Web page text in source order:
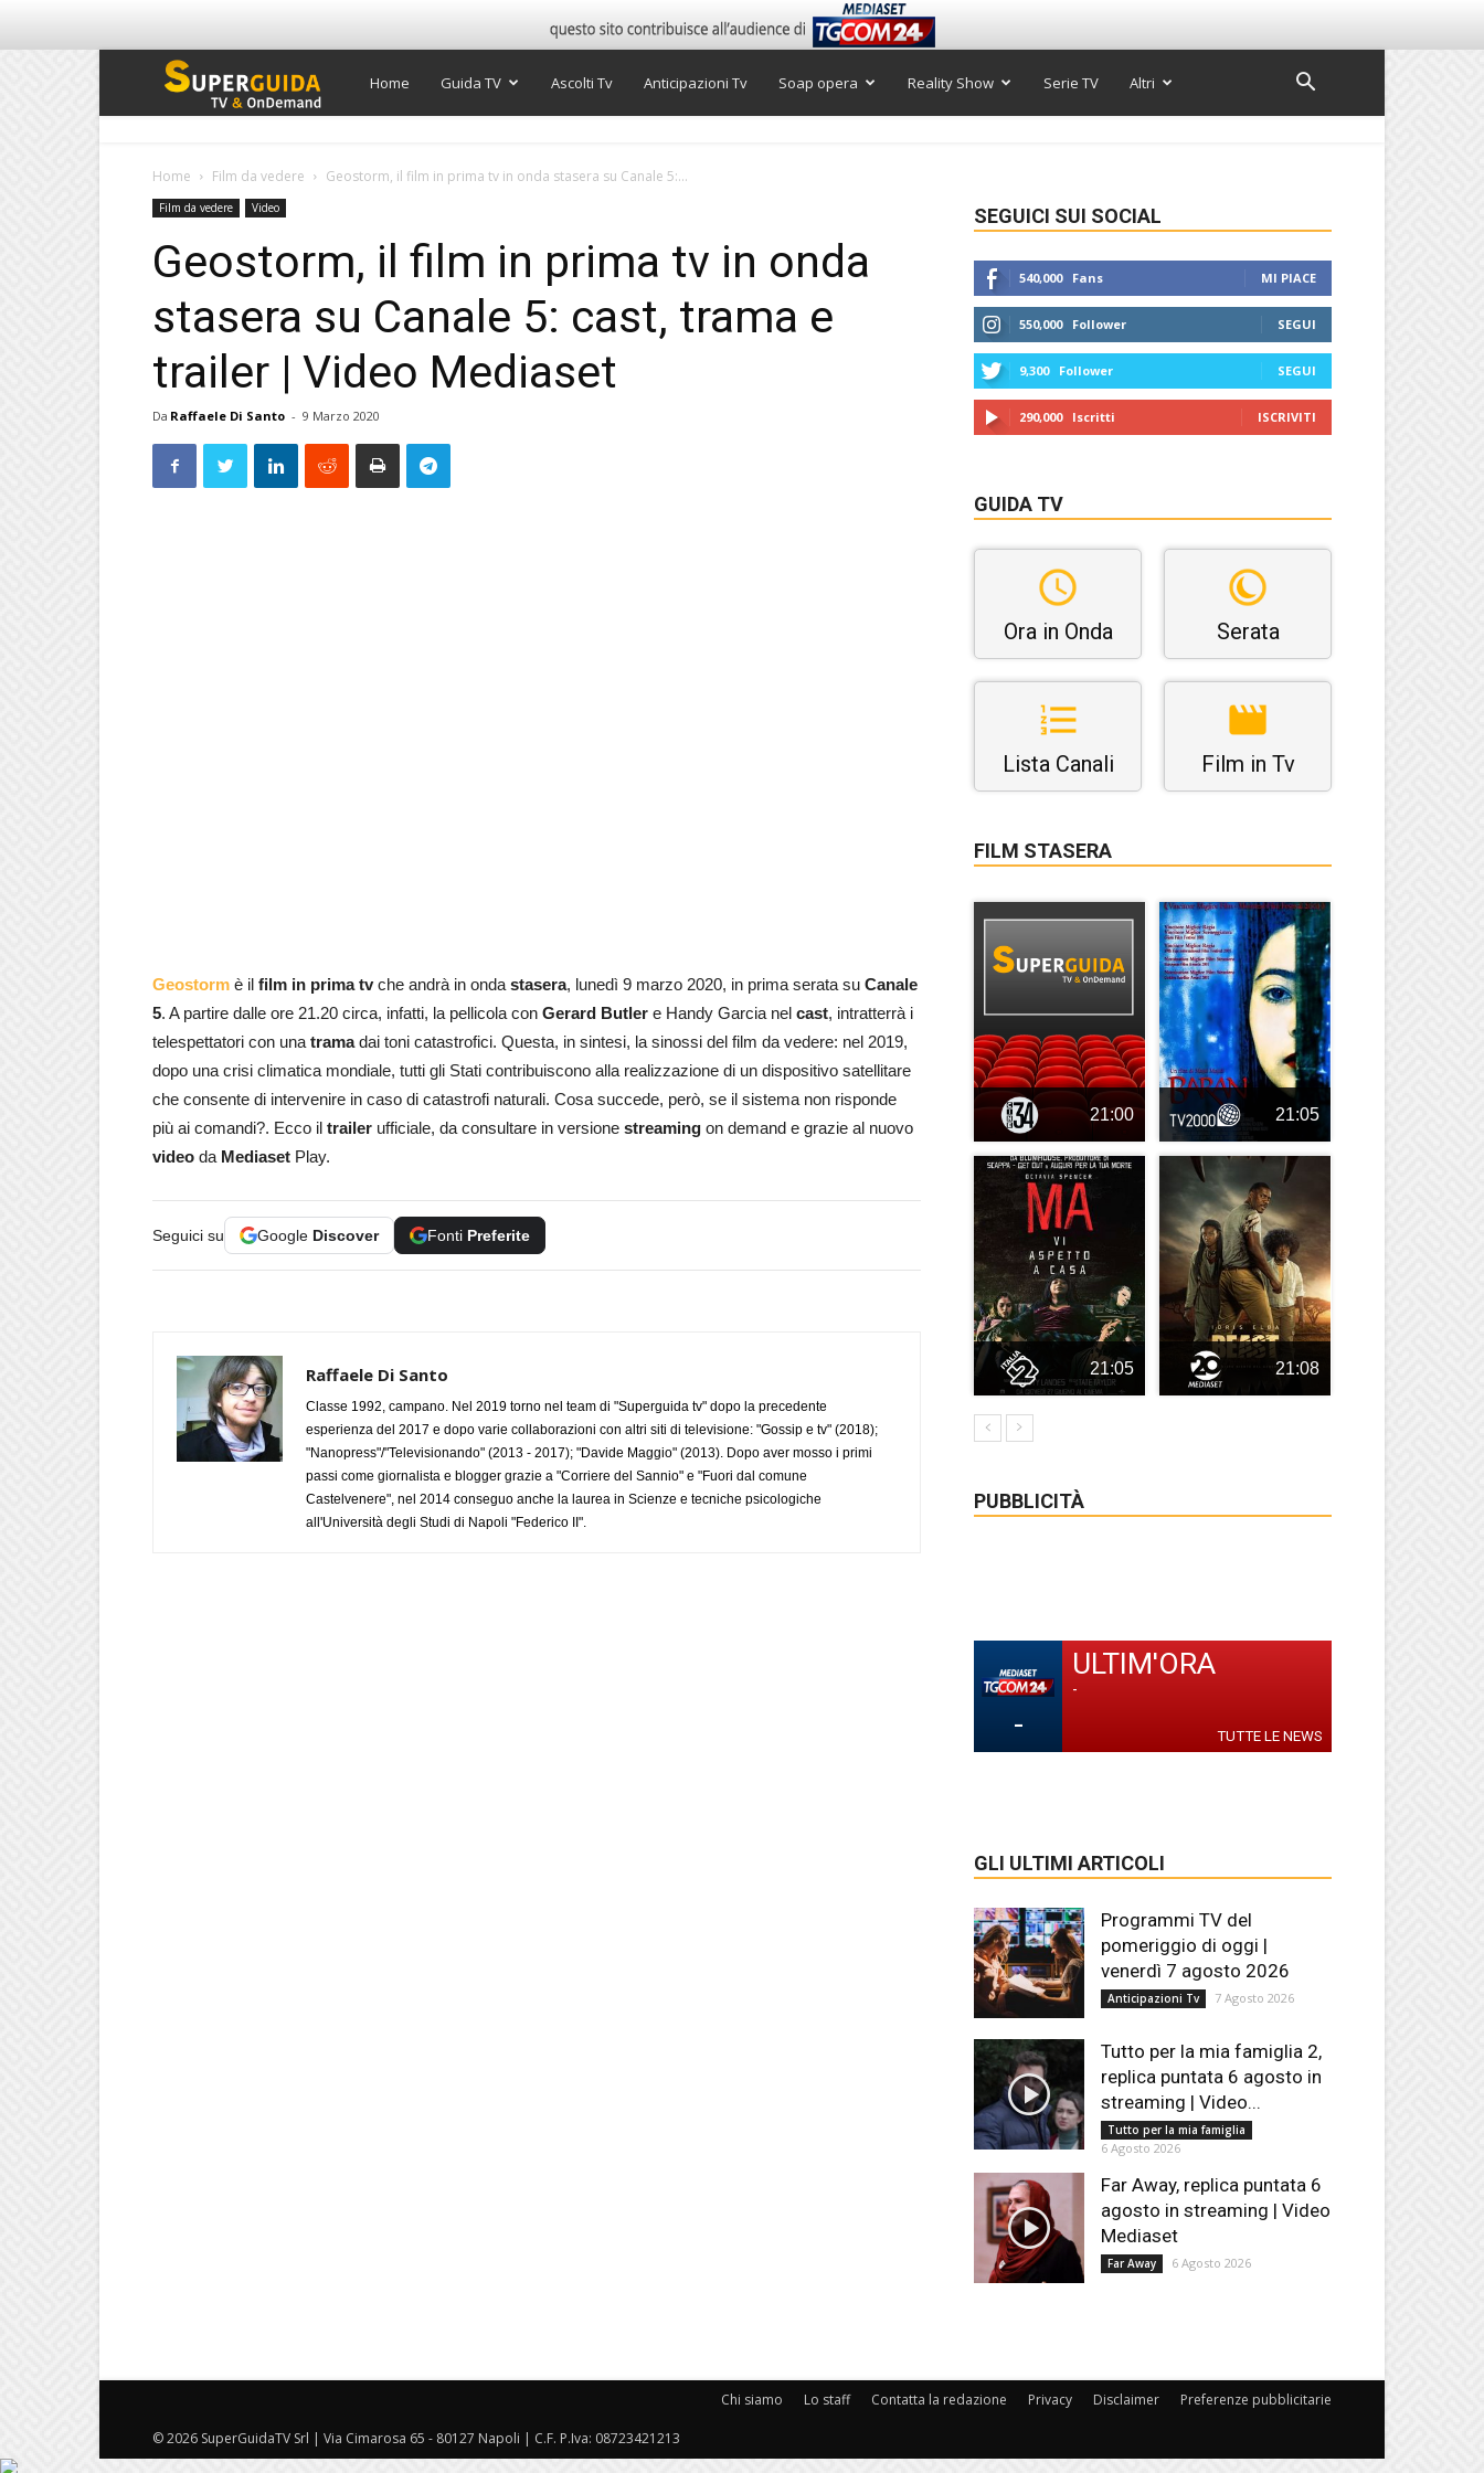
Super
Home Guida TV Ascolti Tv Anticipazioni Tv Soap opera Reality Show Serie TV Altri
Home Film da vedere Geostorm, il film in prima tv in onda stasera su Canale 5:...
Film da vedere Video
Geostorm, il film in prima tv in onda
stasera su Canale 5: cast, trama e
trailer | Video Mediaset
Da Raffaele Di Santo - 9 Marzo 2020
Geostorm è il film in prima tvche andrà in onda stasera, lunedì 9 marzo 2020, in prima serata su Canale
5. A partire dalle ore 21.20 circa, infatti, la pellicola con Gerard Butler e Handy Garcia nel cast, intratterrà i
telespettatori con una tramadai toni catastrofici. Questa, in sintesi, la sinossi del film da vedere: nel 2019,
dopo una crisi climatica mondiale, tutti gli Stati contribuiscono alla realizzazione di un dispositivo satellitare
che consente di intervenire in caso di catastrofi naturali. Cosa succede, però, se il sistema non risponde
più ai comandi?. Ecco il trailer ufficiale, da consultare in versione streaming on demand e grazie al nuovo
video da Mediaset Play.
Seguici su Google Discover Fonti Preferite
Raffaele Di Santo
Classe 1992, campano. Nel 2019 torno nel team di "Superguida tv" dopo la precedente
esperienza del 2017 e dopo varie collaborazioni con altri siti di televisione: "Gossip e tv" (2018);
"Nanopress"/"Televisionando" (2013 - 2017); "Davide Maggio" (2013). Dopo aver mosso i primi
passi come giornalista e blogger grazie a "Corriere del Sannio" e "Fuori dal comune
Castelvenere", nel 2014 conseguo anche la laurea in Scienze e tecniche psicologiche
all'Università degli Studi di Napoli "Federico II".
SEGUICI SUI SOCIAL
540,000 Fans MI PIACE
550,000 Follower SEGUI
9,300 Follower SEGUI
290,000 Iscritti ISCRIVITI
GUIDA TV
Ora in Onda Serata
Lista Canali Film in Tv
FILM STASERA
21:00 21:05
21:05 21:08
PUBBLICITÀ
-
ULTIM'ORA
-
TUTTE LE NEWS
GLI ULTIMI ARTICOLI
Programmi TV del
pomeriggio di oggi |
venerdì 7 agosto 2026
Anticipazioni Tv 7 Agosto 2026
Tutto per la mia famiglia 2,
replica puntata 6 agosto in
streaming | Video...
Tutto per la mia famiglia
6 Agosto 2026
Far Away, replica puntata 6
agosto in streaming | Video
Mediaset
Far Away 6 Agosto 2026
Chi siamo Lo staff Contatta la redazione Privacy Disclaimer Preferenze pubblicitarie
© 2026 SuperGuidaTV Srl | Via Cimarosa 65 - 80127 Napoli | C.F. P.Iva: 08723421213